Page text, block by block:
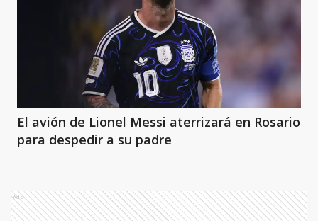
El avión de Lionel Messi aterrizará en Rosario
para despedir a su padre
Ads